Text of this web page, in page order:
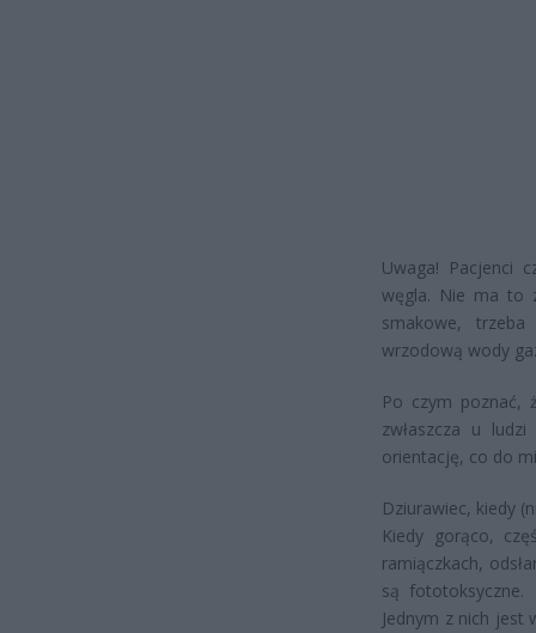
Uwaga! Pacjenci
węgla. Nie ma to
smakowe,
wrzodową wody
Po czym poznać,
zwłaszcza u
orientację, co do
Dziurawiec, kiedy
Kiedy gorąco,
ramiączkach,
są fototoksyczne.
Jednym z nich jest